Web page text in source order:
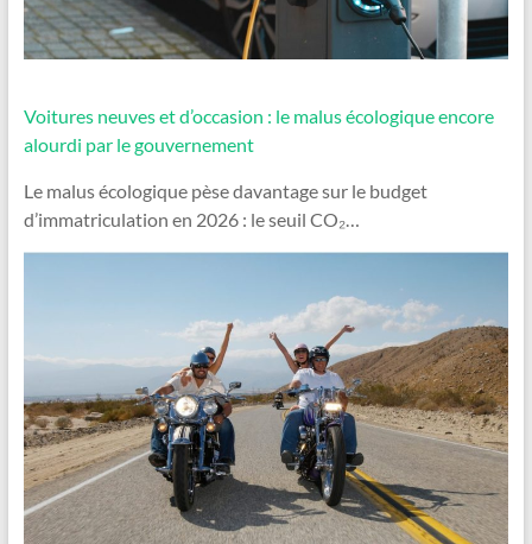
Voitures neuves et d’occasion : le malus écologique encore
alourdi par le gouvernement
Le malus écologique pèse davantage sur le budget
d’immatriculation en 2026 : le seuil CO₂…